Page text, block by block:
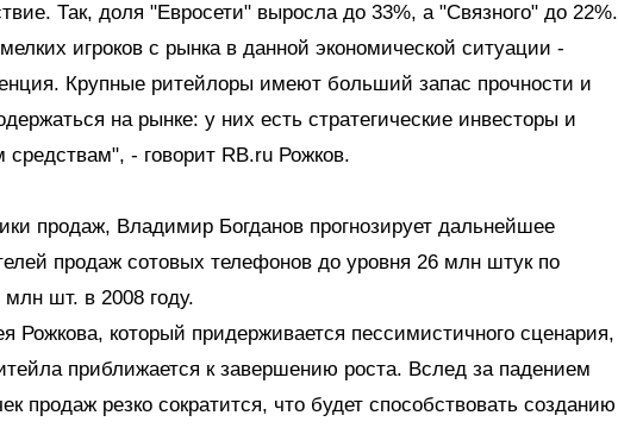
Так, доля "Евросети" выросла до 33%, а "Связного" до 22%.
игроков с рынка в данной экономической ситуации -
Крупные ритейлоры имеют больший запас прочности и
на рынке: у них есть стратегические инвесторы и
средствам", - говорит RB.ru Рожков.
продаж, Владимир Богданов прогнозирует дальнейшее
продаж сотовых телефонов до уровня 26 млн штук по
шт. в 2008 году.
Рожкова, который придерживается пессимистичного сценария,
приближается к завершению роста. Вслед за падением
продаж резко сократится, что будет способствовать созданию